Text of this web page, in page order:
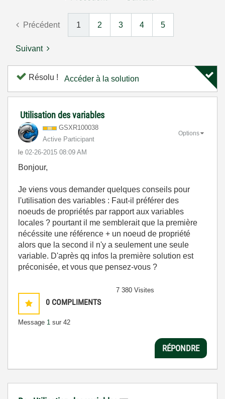
Précédent 1 2 3 4 5
Suivant
Résolu ! Accéder à la solution
Utilisation des variables
GSXR100038
Active Participant
le ‎02-26-2015 08:09 AM
Options
Bonjour,
Je viens vous demander quelques conseils pour
l'utilisation des variables : Faut-il préférer des
noeuds de propriétés par rapport aux variables
locales ? pourtant il me semblerait que la première
nécéssite une référence + un noeud de propriété
alors que la second il n'y a seulement une seule
variable. D'après qq infos la première solution est
préconisée, et vous que pensez-vous ?
0 COMPLIMENTS
Message 1 sur 42
7 380 Visites
RÉPONDRE